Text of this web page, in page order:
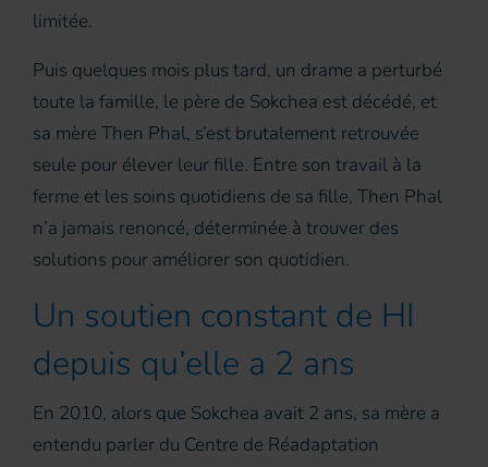
limitée.
Puis quelques mois plus tard, un drame a perturbé
toute la famille, le père de Sokchea est décédé, et
sa mère Then Phal, s’est brutalement retrouvée
seule pour élever leur fille. Entre son travail à la
ferme et les soins quotidiens de sa fille, Then Phal
n’a jamais renoncé, déterminée à trouver des
solutions pour améliorer son quotidien.
Un soutien constant de HI
depuis qu’elle a 2 ans
En 2010, alors que Sokchea avait 2 ans, sa mère a
entendu parler du Centre de Réadaptation